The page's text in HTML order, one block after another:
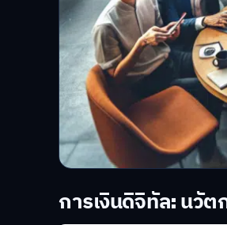
การเงินดิจิทัล: นวั